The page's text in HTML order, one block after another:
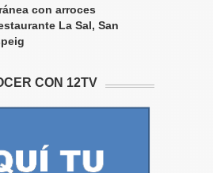
con arroces
La Sal, San
CON 12TV